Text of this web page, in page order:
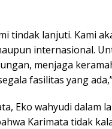
tindak lanjuti. Kami
internasional.
menjaga
fasilitas yang
Eko wahyudi dalam
Karimata tidak